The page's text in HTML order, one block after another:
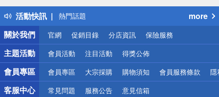
活動快訊
得獎公告
熱門話題
銀行優惠
偏遠地區配送
詐騙網頁！請小心！
more
關於我們
官網 促銷目錄 分店資訊 保險服務
主題活動 會員活動 注目活動 得獎公佈
會員專區 會員專區 大宗採購 購物須知 會員服務條款 隱
客服中心 常見問題 服務公告 意見信箱